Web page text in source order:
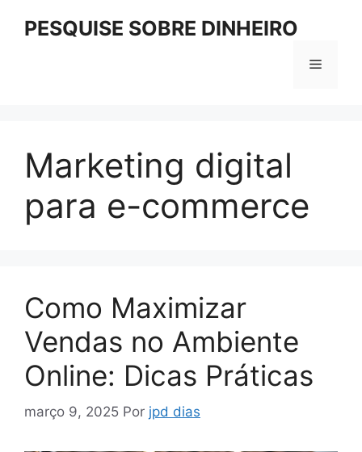
PESQUISE SOBRE DINHEIRO
Menu
Marketing digital
para e-commerce
Como Maximizar
Vendas no Ambiente
Online: Dicas Práticas
março 9, 2025 Por jpd dias